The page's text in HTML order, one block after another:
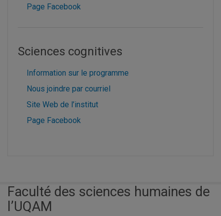
Page Facebook
Sciences cognitives
Information sur le programme
Nous joindre par courriel
Site Web de l’institut
Page Facebook
Faculté des sciences humaines de
l’UQAM